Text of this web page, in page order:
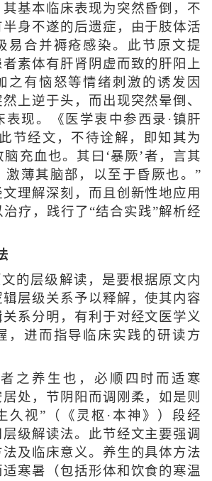
其基本临床表现为突然昏倒，不
身不遂的后遗症，由于肢体活
易合并褥疮感染。此节原文提
素体有肝肾阴虚而致的肝阳上
之有恼怒等情绪刺激的诱发因
上逆于头，而出现突然晕倒、
表现。《医学衷中参西录·镇肝
节经文，不待诠解，即知其为
充血也。其曰‘暴厥’者，言其
激薄其脑部，以至于昏厥也。”
理解深刻，而且创新性地应用
疗，践行了“结合实践”解析经
文的层级解读，是要根据原文内
层级关系予以释解，使其内容
系分明，有利于对经文医学义
，进而指导临床实践的研读方
之养生也，必顺四时而适寒
处，节阴阳而调刚柔，如是则
久视”（《灵枢·本神》）段经
级解读法。此节经文主要强调
及临床意义。养生的具体方法
寒暑（包括形体和饮食的寒温